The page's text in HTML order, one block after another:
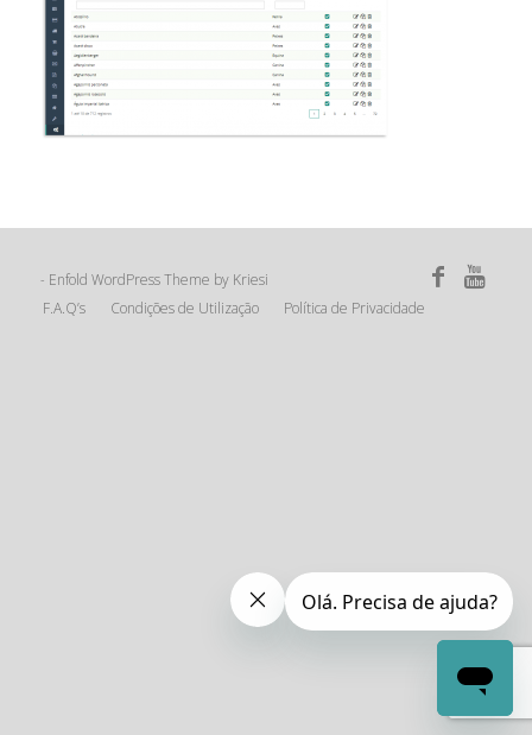
- Enfold WordPress Theme by Kriesi
F.A.Q’s
Condições de Utilização Política de Privacidade